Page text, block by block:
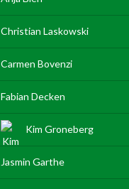
Christian Laskowski
Carmen Bovenzi
Fabian Decken
Kim Groneberg
Jasmin Garthe